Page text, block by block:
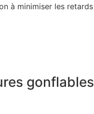
à minimiser les retards
gonflables